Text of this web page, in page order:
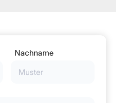
Nachname